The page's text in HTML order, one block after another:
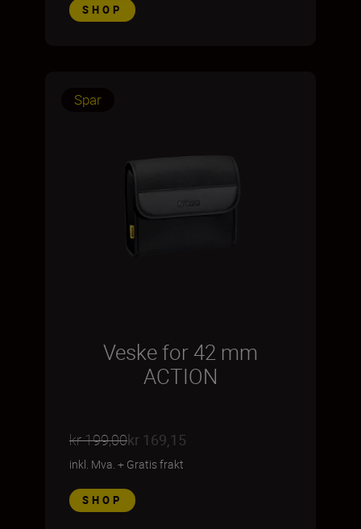
SHOP
Spar
Veske for 42 mm
ACTION
kr 199,00kr 169,15
inkl. Mva. + Gratis frakt
SHOP